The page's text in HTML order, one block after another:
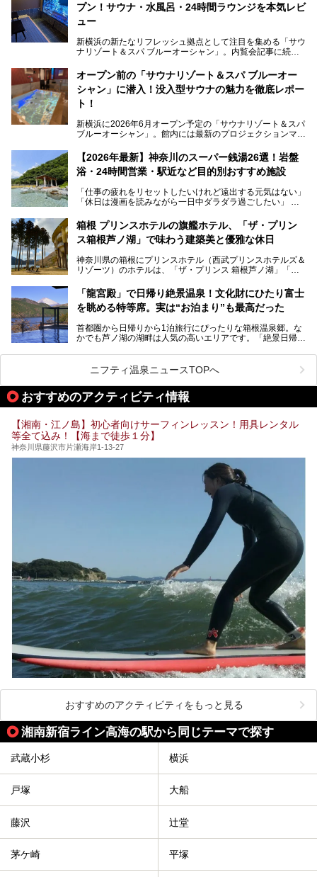
プン！サウナ・水風呂・24時間ラウンジを本気レビ
ュー
新横浜の新たなリフレッシュ拠点として注目を集める「サウ
ナリゾート＆スパ ブルーオーシャン」。内覧会記事に続
す。サウナや水風呂の気持ちよさはもちろん、リラックスス
ペースの過ごしやすさまで徹底チェック。新横浜エリアで日
常の疲れをリセットしたい人、ライブやスポーツ観戦遠征組
は必見です。
オープン前の「サウナリゾート＆スパ ブルーオー
シャン」に潜入！没入型サウナの魅力を徹底レポー
ト！
新横浜に2026年6月オープン予定の「サウナリゾート＆スパ
ブルーオーシャン」。館内には最新のプロジェクションマッ
的な“没入感（イマーシブ）”を体験できます。
今回は、そんな大注目の施設に一足先にお邪魔し、その全貌
を見学させていただきました！
サウナ室の中に咲き誇る桜、魚たちが泳ぐ水風呂、そしてバ
リのビーチを思わせる休憩スペース…。驚きの連続だった館
内の様子をレポートします！
【2026年最新】神奈川のスーパー銭湯26選！岩盤
浴・24時間営業・駅近など目的別おすすめ施設
「仕事の疲れをリセットしたいけれど遠出する元気はない」
「休日は漫画を読みながら一日中ダラダラ過ごしたい」
たい」
そんな「癒やされたい」という願いを叶えてくれるのが、神
神奈川県には、サウナや岩盤浴、一日中遊べるエンタメ施設
など、“非日常”を味わえるスーパー銭湯が数多く揃っていま
う」という人も多いはず。
そこで今回は、神奈川県内の人気施設26選を「安さ」「岩
業」「駅近」など、目的別に厳選して紹介します。
今の気分にぴったりの施設を見つけて、最高のリフレッシュ
箱根 プリンスホテルの旗艦ホテル、「ザ・プリン
ス箱根芦ノ湖」で味わう建築美と優雅な休日
神奈川県の箱根にプリンスホテル（西武プリンスホテルズ＆
リゾーツ）のホテルは、「ザ・プリンス 箱根芦ノ湖」「芦
「箱根仙石原プリンスホテル」と4軒あり、今回ご紹介する
「ザ・プリンス 箱根芦ノ湖」は、その中でもフラッグシッ
プ（旗艦）に位置づけられる特別なホテルです。
昭和の日本を代表する建築家の一人、村野藤吾が芦ノ湖の畔
に建てた桃源郷のようなホテルがここ。自家源泉の温泉や、
提供元：株式会社西武・プリンスホテルズワールドワイド
【PR】
この記事はザ・プリンス 箱根芦ノ湖のPR記事です。
「龍宮殿」で日帰り絶景温泉！文化財にひたり富士
を眺める特等席。実は“お泊まり”も最高だった
首都圏から日帰りから1泊旅行にぴったりな箱根温泉郷。な
かでも芦ノ湖の湖畔は人気の高いエリアです。「絶景日帰り
が楽しめるまさに眺望自慢の日帰り温泉。
そしてここは全24室の「箱根 芦ノ湖畔蛸川温泉 龍宮殿」と
して宿泊もできます。宿泊者は「龍宮殿本館」の営業時間に
加えて、朝6時からの宿泊者専用時間帯にも「龍宮殿本館」
のお風呂が利用できます。
今回は日帰り温泉としての「絶景日帰り温泉 龍宮殿本館
（以下、龍宮殿本館）」と、旅館としての「箱根 芦ノ湖畔
蛸川温泉 龍宮殿（以下、龍宮殿）」の両方の魅力をたっぷ
りお伝えします！
ここは箱根神社、九頭龍神社、白龍神社、箱根元宮と箱根の
4つの神社に囲まれたパワースポットです。
提供元：株式会社西武・プリンスホテルズワールドワイド
この記事は箱根 芦ノ湖畔蛸川温泉 龍宮殿のPR記事です。
ニフティ温泉ニュースTOPへ
おすすめのアクティビティ情報
【湘南・江ノ島】初心者向けサーフィンレッスン！用具レンタル
等全て込み！【海まで徒歩１分】
神奈川県藤沢市片瀬海岸1-13-27
おすすめのアクティビティをもっと見る
湘南新宿ライン高海の駅から同じテーマで探す
武蔵小杉 横浜
戸塚 大船
藤沢 辻堂
茅ケ崎 平塚